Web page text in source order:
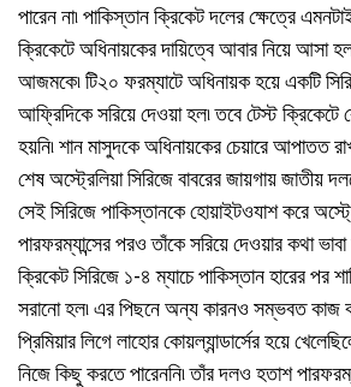
পারেন না৷ পাকিস্তান ক্রিকেট দলের ক্ষেত্রে
ক্রিকেটে অধিনায়কের দায়িত্বে আবার নিয়ে আসা
আজমকে৷ টি২০ ফরম্যাটে অধিনায়ক হয়ে একটি
আফ্রিদিকে সরিয়ে দেওয়া হল৷ তবে টেস্ট
হয়নি৷ শান মাসুদকে অধিনায়কের চেয়ারে আপাতত
শেষ অস্ট্রেলিয়া সিরিজে বাবরের জায়গায় জাতীয়
সেই সিরিজে পাকিস্তানকে হোয়াইটওযাশ করে
পারফরম্যান্সের পরও তাঁকে সরিয়ে দেওয়ার কথা ভাবা
ক্রিকেট সিরিজে ১-৪ ম্যাচে পাকিস্তান হারের পর
সরানো হল৷ এর পিছনে অন্য কারনও সম্ভবত কাজ
প্রিমিয়ার লিগে লাহোর কোয়ল্যান্ডার্সের হয়ে
নিজে কিছু করতে পারেননি৷ তাঁর দলও হতাশ